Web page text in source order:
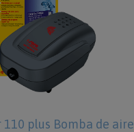
110 plus Bomba de aire